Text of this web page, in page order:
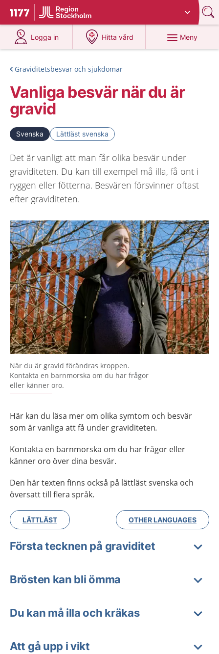
Till startsidan för 1177
Du har valt region
Logga in
på 1177.se
Hitta vård
på 1177.se
Meny
Graviditetsbesvär och sjukdomar
Vanliga besvär när du är
gravid
Svenska Lättläst svenska
Det är vanligt att man får olika besvär under
graviditeten. Du kan till exempel må illa, få ont i
ryggen eller fötterna. Besvären försvinner oftast
efter graviditeten.
När du är gravid förändras kroppen.
Kontakta en barnmorska om du har frågor
eller känner oro.
Här kan du läsa mer om olika symtom och besvär
som är vanliga att få under graviditeten.
Kontakta en barnmorska om du har frågor eller
känner oro över dina besvär.
Den här texten finns också på lättläst svenska och
översatt till flera språk.
OTHER LANGUAGES
LÄTTLÄST
Första tecknen på graviditet
Brösten kan bli ömma
Du kan må illa och kräkas
Att gå upp i vikt